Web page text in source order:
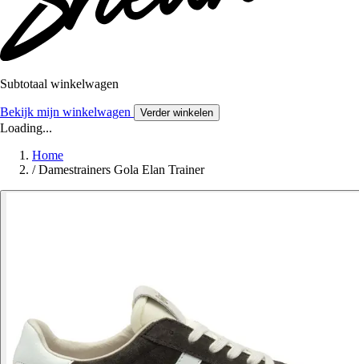
Subtotaal winkelwagen
Bekijk mijn winkelwagen Verder winkelen
Loading...
Home
/ Damestrainers Gola Elan Trainer